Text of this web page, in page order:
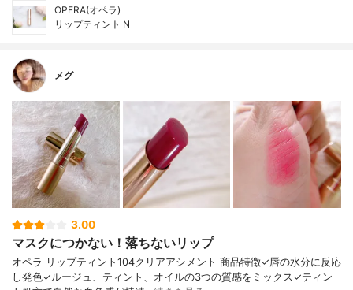
OPERA(オペラ)
リップティント N
メグ
3.00
マスクにつかない！落ちないリップ
オペラ リップティント104クリアアシメント 商品特徴✓唇の水分に反応
し発色✓ルージュ、ティント、オイルの3つの質感をミックス✓ティン